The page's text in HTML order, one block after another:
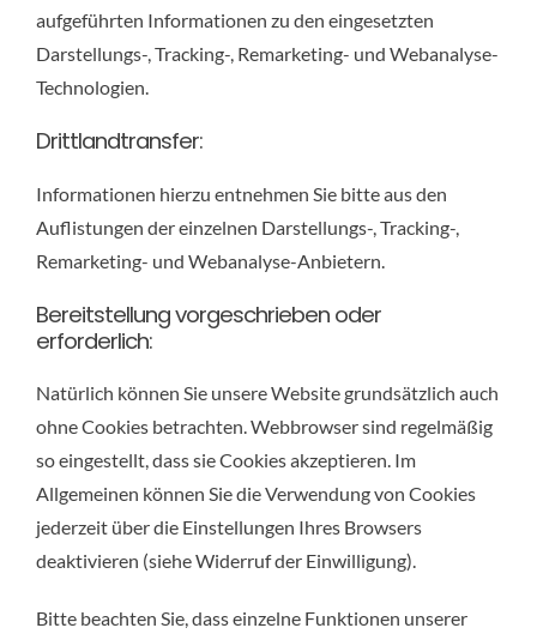
aufgeführten Informationen zu den eingesetzten
Darstellungs-, Tracking-, Remarketing- und Webanalyse-
Technologien.
Drittlandtransfer:
Informationen hierzu entnehmen Sie bitte aus den
Auflistungen der einzelnen Darstellungs-, Tracking-,
Remarketing- und Webanalyse-Anbietern.
Bereitstellung vorgeschrieben oder
erforderlich:
Natürlich können Sie unsere Website grundsätzlich auch
ohne Cookies betrachten. Webbrowser sind regelmäßig
so eingestellt, dass sie Cookies akzeptieren. Im
Allgemeinen können Sie die Verwendung von Cookies
jederzeit über die Einstellungen Ihres Browsers
deaktivieren (siehe Widerruf der Einwilligung).
Bitte beachten Sie, dass einzelne Funktionen unserer